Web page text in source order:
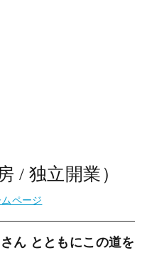
/ 独立開業）
ページ
ん とともにこの道を